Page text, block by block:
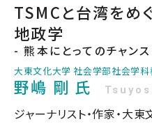
TSMCと台湾をめ
地政学
- 熊本にとってのチャン
大東文化大学 社会学部社会学科
野嶋 剛 氏
ジャーナリスト・作家・大